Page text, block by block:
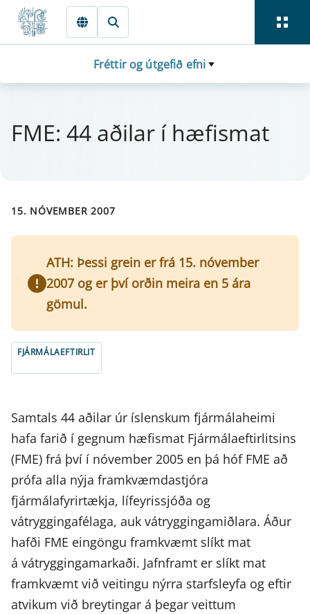
Fara beint í Meginmál
Fréttir og útgefið efni
FME: 44 aðil­ar í hæf­is­mat
15. NÓVEMBER 2007
ATH: Þessi grein er frá 15. nóvember
2007 og er því orðin meira en 5 ára
gömul.
FJÁRMÁLAEFTIRLIT
Samtals 44 aðilar úr íslenskum fjármálaheimi
hafa farið í gegnum hæfismat Fjármálaeftirlitsins
(FME) frá því í nóvember 2005 en þá hóf FME að
prófa alla nýja framkvæmdastjóra
fjármálafyrirtækja, lífeyrissjóða og
vátryggingafélaga, auk vátryggingamiðlara. Áður
hafði FME eingöngu framkvæmt slíkt mat
á vátryggingamarkaði. Jafnframt er slíkt mat
framkvæmt við veitingu nýrra starfsleyfa og eftir
atvikum við breytingar á þegar veittum